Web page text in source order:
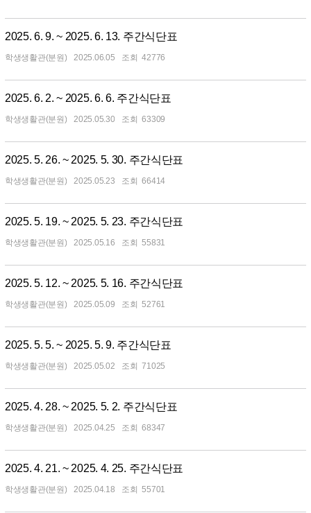
2025. 6. 9. ~ 2025. 6. 13. 주간식단표
학생생활관(분원) 2025.06.05 42776
2025. 6. 2. ~ 2025. 6. 6. 주간식단표
학생생활관(분원) 2025.05.30 63309
2025. 5. 26. ~ 2025. 5. 30. 주간식단표
학생생활관(분원) 2025.05.23 66414
2025. 5. 19. ~ 2025. 5. 23. 주간식단표
학생생활관(분원) 2025.05.16 55831
2025. 5. 12. ~ 2025. 5. 16. 주간식단표
학생생활관(분원) 2025.05.09 52761
2025. 5. 5. ~ 2025. 5. 9. 주간식단표
학생생활관(분원) 2025.05.02 71025
2025. 4. 28. ~ 2025. 5. 2. 주간식단표
학생생활관(분원) 2025.04.25 68347
2025. 4. 21. ~ 2025. 4. 25. 주간식단표
학생생활관(분원) 2025.04.18 55701